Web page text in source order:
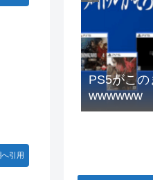
引用
PS5がこ
wwwwww